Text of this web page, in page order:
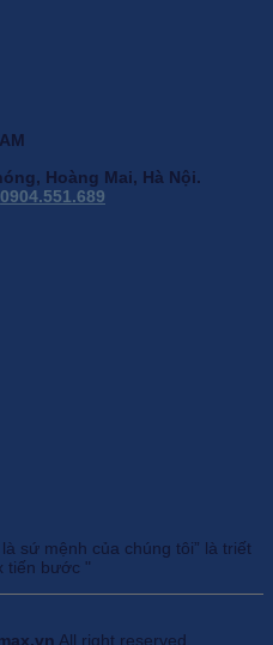
Hoàng Mai, Hà Nội.
0904.551.689
sứ mệnh của chúng tôi” là triết
tiến bước "
All right reserved.